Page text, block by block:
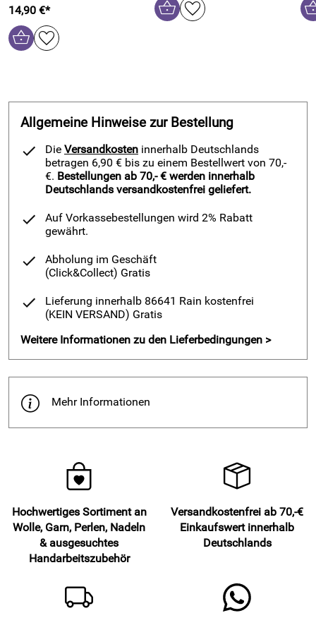
14,90 €*
Allgemeine Hinweise zur Bestellung
Die Versandkosten innerhalb Deutschlands
betragen 6,90 € bis zu einem Bestellwert von 70,-
€. Bestellungen ab 70,- € werden innerhalb
Deutschlands versandkostenfrei geliefert.
Auf Vorkassebestellungen wird 2% Rabatt
gewährt.
Abholung im Geschäft
(Click&Collect) Gratis
Lieferung innerhalb 86641 Rain kostenfrei
(KEIN VERSAND) Gratis
Weitere Informationen zu den Lieferbedingungen >
Mehr Informationen
Hochwertiges Sortiment an
Wolle, Garn, Perlen, Nadeln
& ausgesuchtes
Handarbeitszubehör
Versandkostenfrei ab 70,-€
Einkaufswert innerhalb
Deutschlands